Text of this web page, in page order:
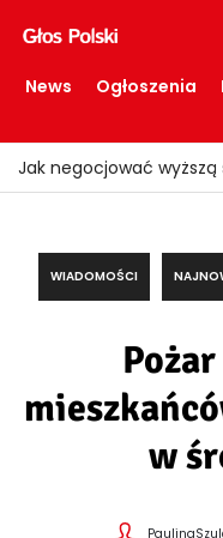
News Ogłoszenia
WIADOMOŚCI
w